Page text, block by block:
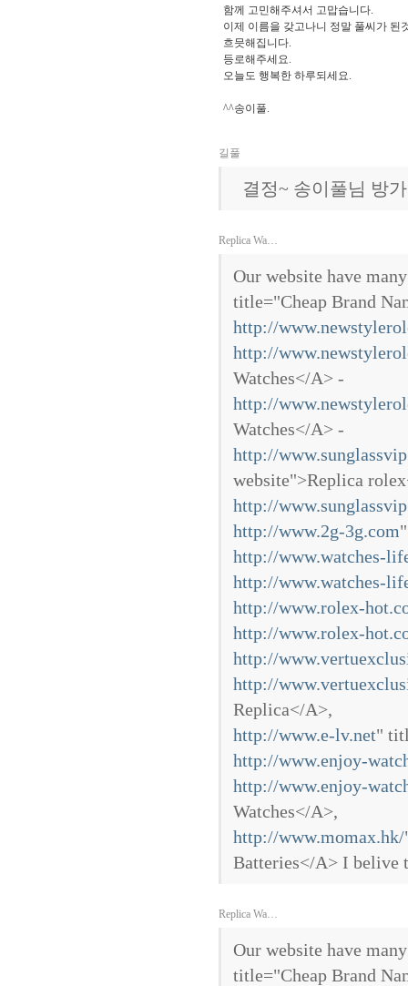
함께 고민해주셔서 고맙습니다.
이제 이름을 갖고나니 정말 풀씨가 된
흐믓해집니다.
등로해주세요.
오늘도 행복한 하루되세요.
^^송이풀.
길풀
결정~ 송이풀님 방
Replica Wa…
Our website have
title="Cheap Brand
http://
http://
Watches</A> -
http://
Watches</A> -
http://
website">Replica
http://
http://www.2g-3g.com
http://www.watches-
http://www.watches-
http://www.rolex-
http://www.rolex-
http://
http://
Replica</A>,
http://www.e-lv.net"
http://www.enjoy-
http://www.enjoy-
Watches</A>,
http://www.momax.hk/
Batteries</A> I belive
Replica Wa…
Our website have
title="Cheap Brand